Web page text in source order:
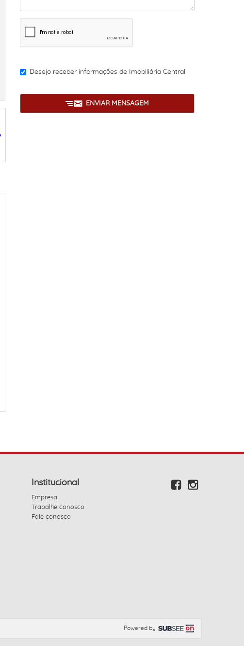
Desejo receber informações de Imobiliária Central
ENVIAR MENSAGEM
Institucional
Empresa
Trabalhe conosco
Fale conosco
Powered by